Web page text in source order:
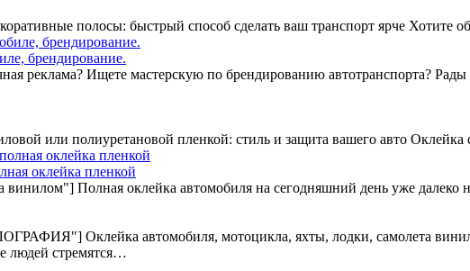
полосы: быстрый способ сделать ваш транспорт ярче
брендирование.
реклама? Ищете мастерскую по брендированию автотранспорта?
или полиуретановой пленкой: стиль и защита вашего авто
оклейка пленкой
Полная оклейка автомобиля на сегодняшний день уже
Оклейка автомобиля, мотоцикла, яхты, лодки, самолета
людей стремятся…